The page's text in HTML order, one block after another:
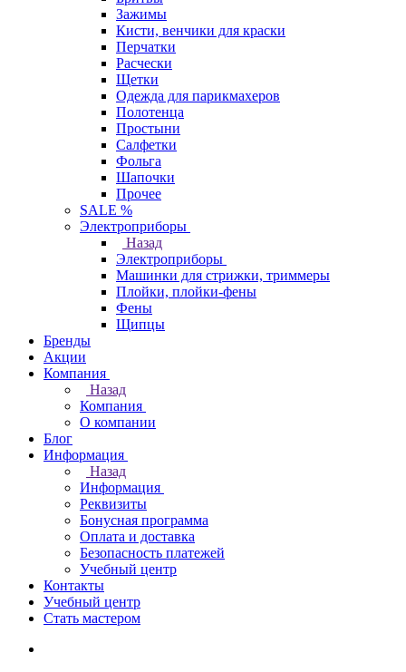
Зажимы
Кисти, венчики для краски
Перчатки
Расчески
Щетки
Одежда для парикмахеров
Полотенца
Простыни
Салфетки
Фольга
Шапочки
Прочее
SALE %
Электроприборы
Назад
Электроприборы
Машинки для стрижки, триммеры
Плойки, плойки-фены
Фены
Щипцы
Бренды
Акции
Компания
Назад
Компания
О компании
Блог
Информация
Назад
Информация
Реквизиты
Бонусная программа
Оплата и доставка
Безопасность платежей
Учебный центр
Контакты
Учебный центр
Стать мастером